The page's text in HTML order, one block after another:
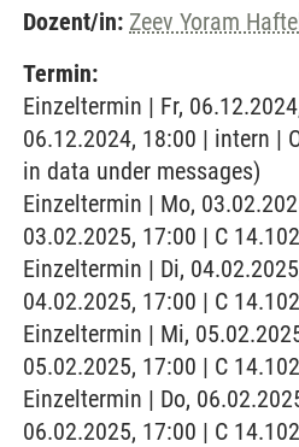
Dozent/in: Zeev Yoram
Termin:
Einzeltermin | Fr,
06.12.2024, 18:00 | intern |
in data under messages)
Einzeltermin | Mo,
03.02.2025, 17:00 | C
Einzeltermin | Di,
04.02.2025, 17:00 | C
Einzeltermin | Mi,
05.02.2025, 17:00 | C
Einzeltermin | Do,
06.02.2025, 17:00 | C